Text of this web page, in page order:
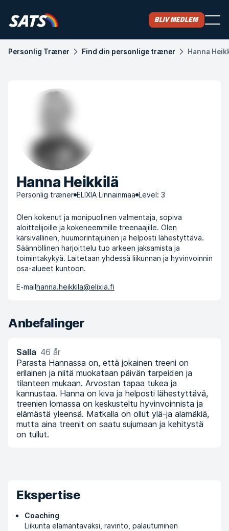
Bliv medlem
Personlig Træner Find din personlige træner Hanna
Hanna Heikkilä
Personlig træner ELIXIA Linnainmaa Level: 3
Olen kokenut ja monipuolinen valmentaja, sopiva
aloittelijoille ja kokeneemmille treenaajille. Olen
kärsivällinen, huumorintajuinen ja helposti lähestyttävä.
Säännöllinen harjoittelu tuo arkeen jaksamista ja
toimintakykyä. Laitetaan yhdessä liikunnan ja hyvinvoinnin
osa-alueet kuntoon.
E-mailhanna.heikkila@elixia.fi
Anbefalinger
Salla 46 år
Parasta Hannassa on, että jokainen treeni on
erilainen ja niitä muokataan päivän tarpeiden ja
tilanteen mukaan. Arvostan tapaa tukea ja
kannustaa. Hanna on kiva ja helposti lähestyttävä,
treenien lomassa on keskusteltu hyvinvoinnista ja
elämästä yleensä. Matkalla on ollut ylä-ja alamäkiä,
mutta aina treenit on saatu sujumaan ja kehitystä
on tullut.
Ekspertise
Coaching
Liikunta elämäntavaksi, ravinto, palautuminen